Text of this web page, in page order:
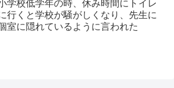
学校低学年の時、休み時間にトイレ
行くと学校が騒がしくなり、先生に
室に隠れているように言われた